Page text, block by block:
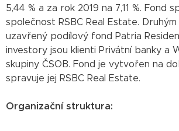
5,44 % a za rok 2019 na 7,11 %. Fond
společnost RSBC Real Estate.
uzavřený podílový fond Patria
investory jsou klienti Privátní banky a
skupiny ČSOB. Fond je vytvořen na
spravuje jej RSBC Real Estate.
Organizační struktura: